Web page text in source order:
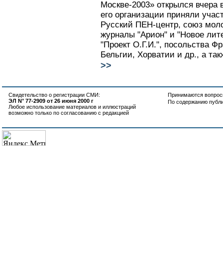
Москве-2003» открылся
его организации приняли
Русский ПЕН-центр, союз
журналы "Арион" и "Новое
"Проект О.Г.И.", посольства
Бельгии, Хорватии и др., а
>>
Свидетельство о регистрации СМИ:
ЭЛ N° 77-2909 от 26 июня 2000 г
Любое использование материалов и иллюстраций
возможно только по согласованию с редакцией
Принимаются
По содержанию